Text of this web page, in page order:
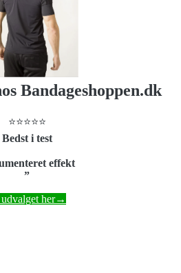
Bandageshoppen.dk
⭐⭐⭐⭐⭐
Bedst i test
effekt
”
udvalget her→